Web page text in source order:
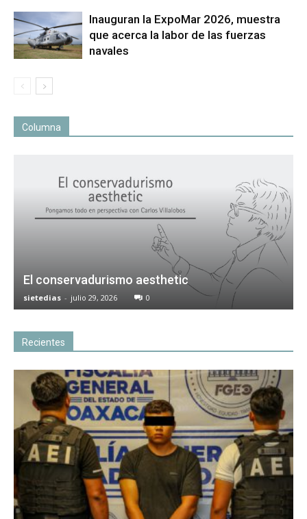
Inauguran la ExpoMar 2026, muestra
que acerca la labor de las fuerzas
navales
Columna
El conservadurismo aesthetic
sietedias - julio 29, 2026 0
Recientes